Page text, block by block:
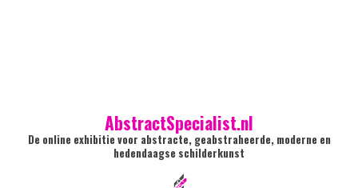
AbstractSpecialist.nl
De online exhibitie voor abstracte, geabstraheerde, moderne en
hedendaagse schilderkunst